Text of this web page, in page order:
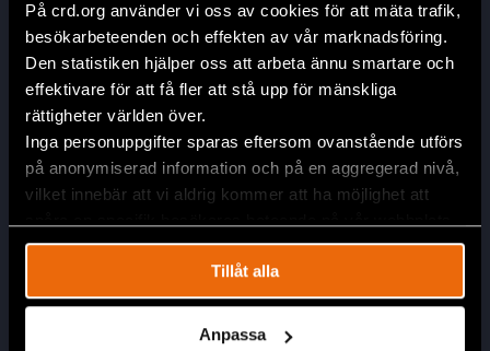
På crd.org använder vi oss av cookies för att mäta trafik,
besökarbeteenden och effekten av vår marknadsföring.
Den statistiken hjälper oss att arbeta ännu smartare och
effektivare för att få fler att stå upp för mänskliga
rättigheter världen över.
Inga personuppgifter sparas eftersom ovanstående utförs
på anonymiserad information och på en aggregerad nivå,
vilket innebär att vi aldrig kommer att ha möjlighet att
Tillåt alla
Anpassa
Civil Rights Defenders
Östgötagatan 90
SE-116 64 Stockholm, Sverige
Kontakta oss
info@crd.org
+46 (0)8 545 277 30
Swish: 900 12 98
Plusgiro: 90 01 29-8